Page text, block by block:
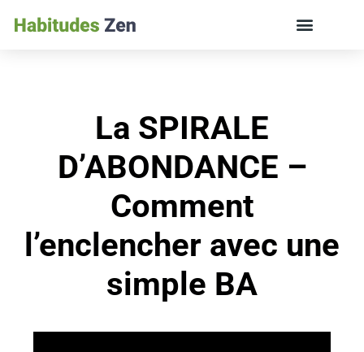
La SPIRALE
D’ABONDANCE –
Comment
l’enclencher avec une
simple BA